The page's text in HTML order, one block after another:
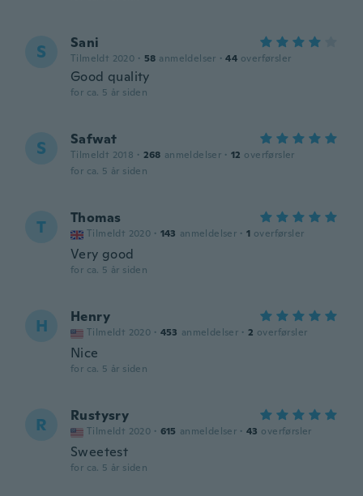
S Sani
Tilmeldt 2020 · 58 anmeldelser · 44 overførsler
Good quality
for ca. 5 år siden
S Safwat
Tilmeldt 2018 · 268 anmeldelser · 12 overførsler
for ca. 5 år siden
T Thomas
Tilmeldt 2020 · 143 anmeldelser · 1 overførsler
Very good
for ca. 5 år siden
H Henry
Tilmeldt 2020 · 453 anmeldelser · 2 overførsler
Nice
for ca. 5 år siden
R Rustysry
Tilmeldt 2020 · 615 anmeldelser · 43 overførsler
Sweetest
for ca. 5 år siden